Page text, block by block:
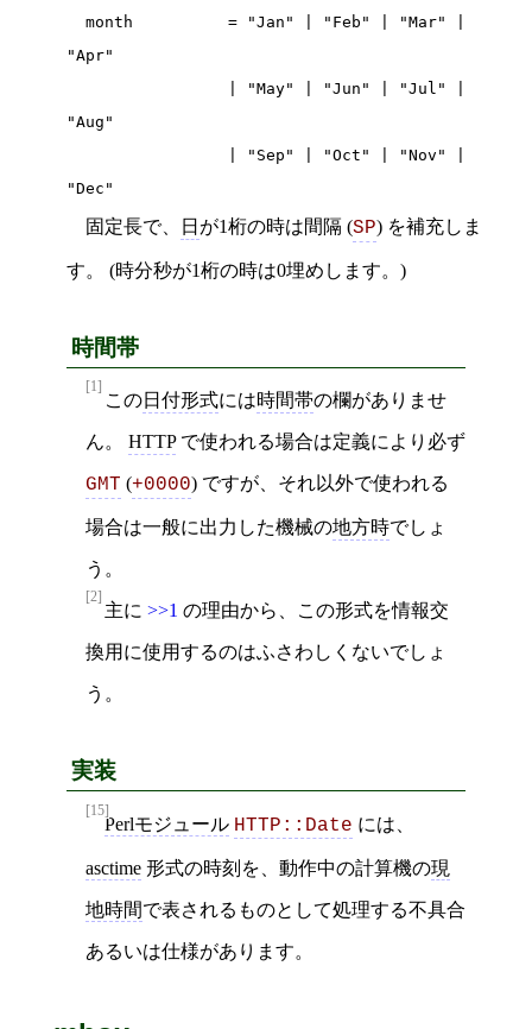
"Apr"
"Aug"
"Dec"
固定長で、 日 が1桁の時は間隔 (SP) を補充しま
す。 (時分秒が1桁の時は0埋めします。)
時間帯
[1]
この日付形式には時間帯の欄がありませ
ん。 HTTPで使われる場合は定義により必ず
GMT (+0000) ですが、それ以外で使われる
場合は一般に出力した機械の地方時でしょ
う。
[2]
主に >>1 の理由から、この形式を情報交
換用に使用するのはふさわしくないでしょ
う。
実装
[15]
Perlモジュール HTTP::Date には、
asctime 形式の時刻を、動作中の計算機の現
地時間で表されるものとして処理する不具合
あるいは仕様があります。